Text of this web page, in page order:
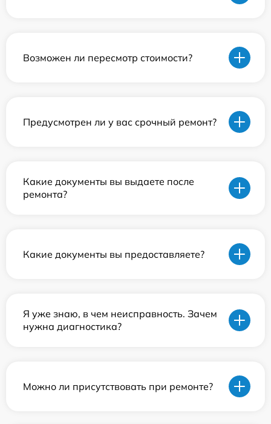
Возможен ли пересмотр стоимости?
Предусмотрен ли у вас срочный ремонт?
Какие документы вы выдаете после
ремонта?
Какие документы вы предоставляете?
Я уже знаю, в чем неисправность. Зачем
нужна диагностика?
Можно ли присутствовать при ремонте?